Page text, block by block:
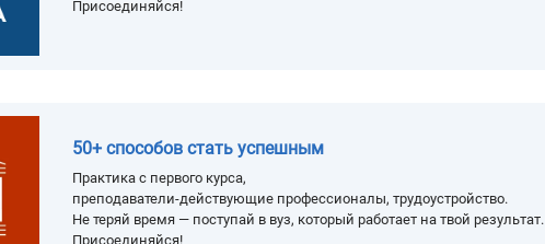
Присоединяйся!
50+ способов стать успешным
Практика с первого курса,
преподаватели-действующие профессионалы, трудоустройство.
Не теряй время — поступай в вуз, который работает на твой результат.
Присоединяйся!